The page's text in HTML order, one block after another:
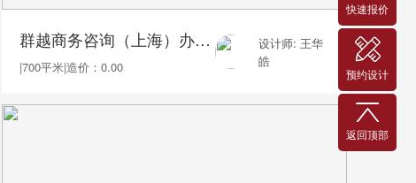
群越商务咨询（上海）办公室装修实景
|700平米|造价：0.00
设计师: 王华
皓
快速报价
预约设计
返回顶部